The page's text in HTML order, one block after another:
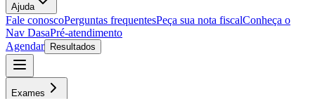
Ajuda
Fale conoscoPerguntas frequentesPeça sua nota fiscalConheça o
Nav DasaPré-atendimento
Agendar
Resultados
Exames